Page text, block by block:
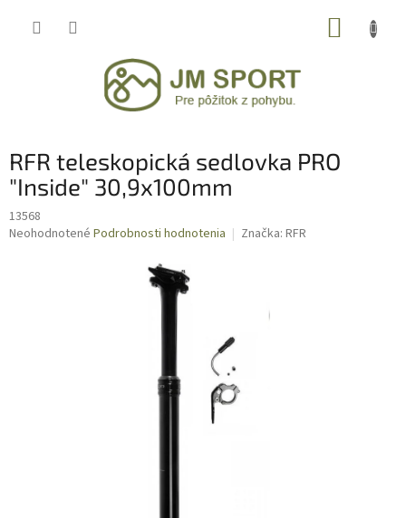
RFR teleskopická sedlovka PRO
"Inside" 30,9x100mm
13568
Priemerné
Neohodnotené Podrobnosti hodnotenia Značka: RFR